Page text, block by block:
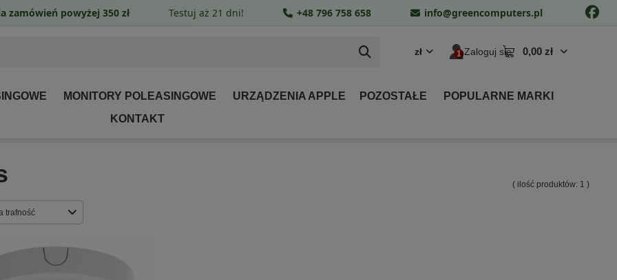
zł Zaloguj się 0,00 zł
MONITORY POLEASINGOWE URZĄDZENIA APPLE POZOSTAŁE
POPULARNE MARKI
KONTAKT
( ilość produktów: 1 )
trafność
zamówień powyżej 350 zł Testuj aż 21 dni! +48 796 758 658 info@greencomputers.pl